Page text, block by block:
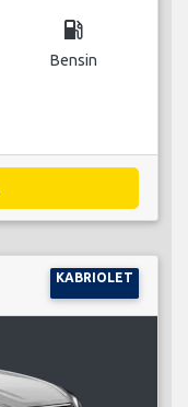
local_gas_station
Bensin
KABRIOLET